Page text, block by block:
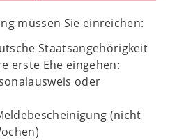
müssen Sie einreichen:
Staatsangehörigkeit
erste Ehe eingehen:
oder
(nicht